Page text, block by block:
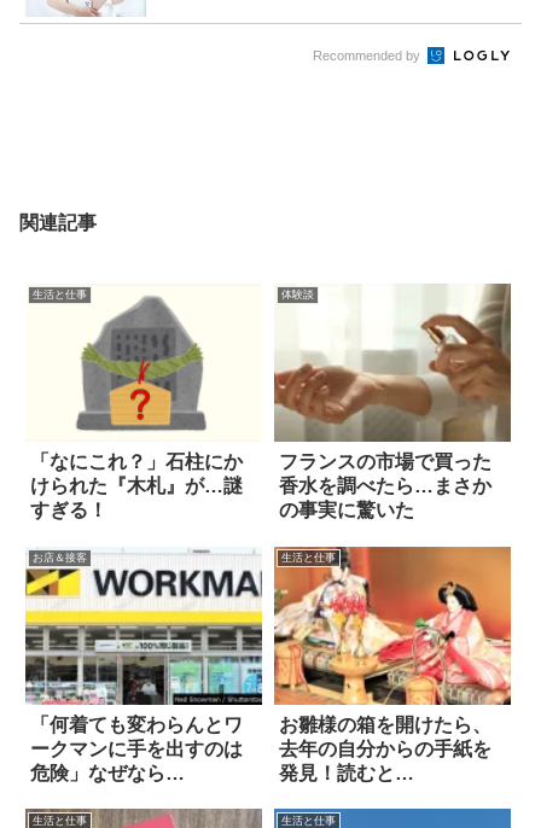
Recommended by
関連記事
生活と仕事
「なにこれ？」石柱にか
けられた『木札』が…謎
すぎる！
体験談
フランスの市場で買った
香水を調べたら…まさか
の事実に驚いた
お店＆接客
「何着ても変わらんとワ
ークマンに手を出すのは
危険」なぜなら…
生活と仕事
お雛様の箱を開けたら、
去年の自分からの手紙を
発見！読むと…
生活と仕事 生活と仕事